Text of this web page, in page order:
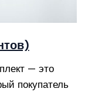
— это
покупатель